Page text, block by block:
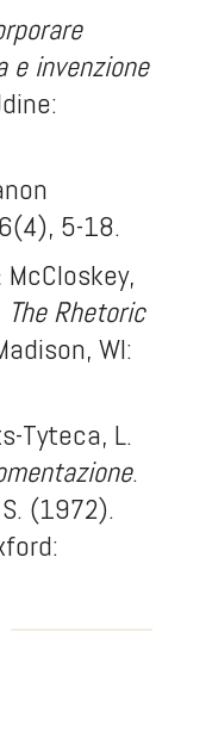
e invenzione
5-18.
McCloskey,
The Rhetoric
WI:
Tyteca, L.
.
(1972).